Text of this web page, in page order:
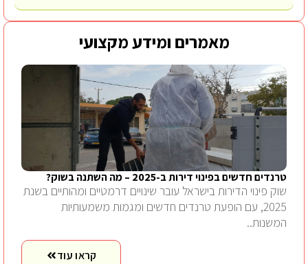
מאמרים ומידע מקצועי
טרנדים חדשים בפינוי דירות ב-2025 – מה השתנה בשוק?
שוק פינוי הדירות בישראל עובר שינויים דרמטיים ומהותיים בשנת
2025, עם הופעת טרנדים חדשים ומגמות משמעותיות
המשנות..
קראו עוד